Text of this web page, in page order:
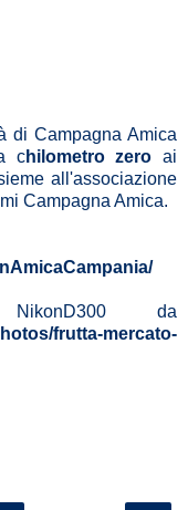
di Campagna Amica
chilometro zero ai
all'associazione
Campagna Amica.
da
frutta-mercato-